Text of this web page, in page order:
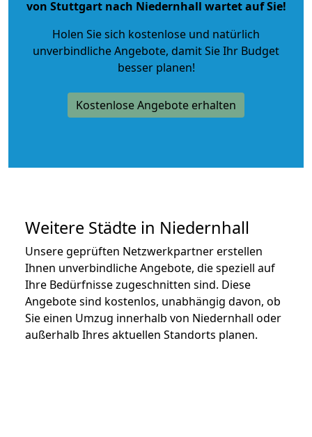
von Stuttgart nach Niedernhall wartet auf Sie!
Holen Sie sich kostenlose und natürlich
unverbindliche Angebote, damit Sie Ihr Budget
besser planen!
Kostenlose Angebote erhalten
Weitere Städte in Niedernhall
Unsere geprüften Netzwerkpartner erstellen
Ihnen unverbindliche Angebote, die speziell auf
Ihre Bedürfnisse zugeschnitten sind. Diese
Angebote sind kostenlos, unabhängig davon, ob
Sie einen Umzug innerhalb von Niedernhall oder
außerhalb Ihres aktuellen Standorts planen.